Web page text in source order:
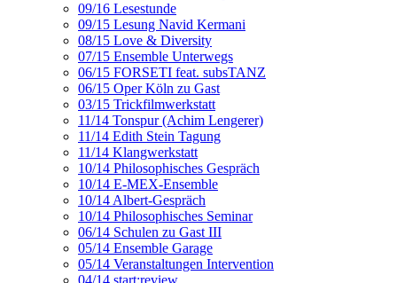
09/16 Lesestunde
09/15 Lesung Navid Kermani
08/15 Love & Diversity
07/15 Ensemble Unterwegs
06/15 FORSETI feat. subsTANZ
06/15 Oper Köln zu Gast
03/15 Trickfilmwerkstatt
11/14 Tonspur (Achim Lengerer)
11/14 Edith Stein Tagung
11/14 Klangwerkstatt
10/14 Philosophisches Gespräch
10/14 E-MEX-Ensemble
10/14 Albert-Gespräch
10/14 Philosophisches Seminar
06/14 Schulen zu Gast III
05/14 Ensemble Garage
05/14 Veranstaltungen Intervention
04/14 start:review